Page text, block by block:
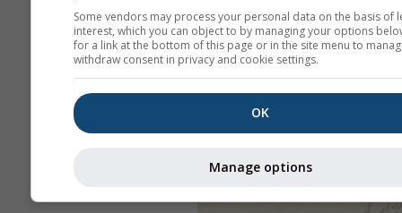
Some vendors may process your personal data on the basis of
interest, which you can object to by managing your options
for a link at the bottom of this page or in the site menu to
withdraw consent in privacy and cookie settings.
OK
Manage options